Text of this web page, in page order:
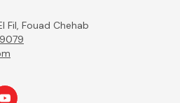
Fil, Fouad Chehab